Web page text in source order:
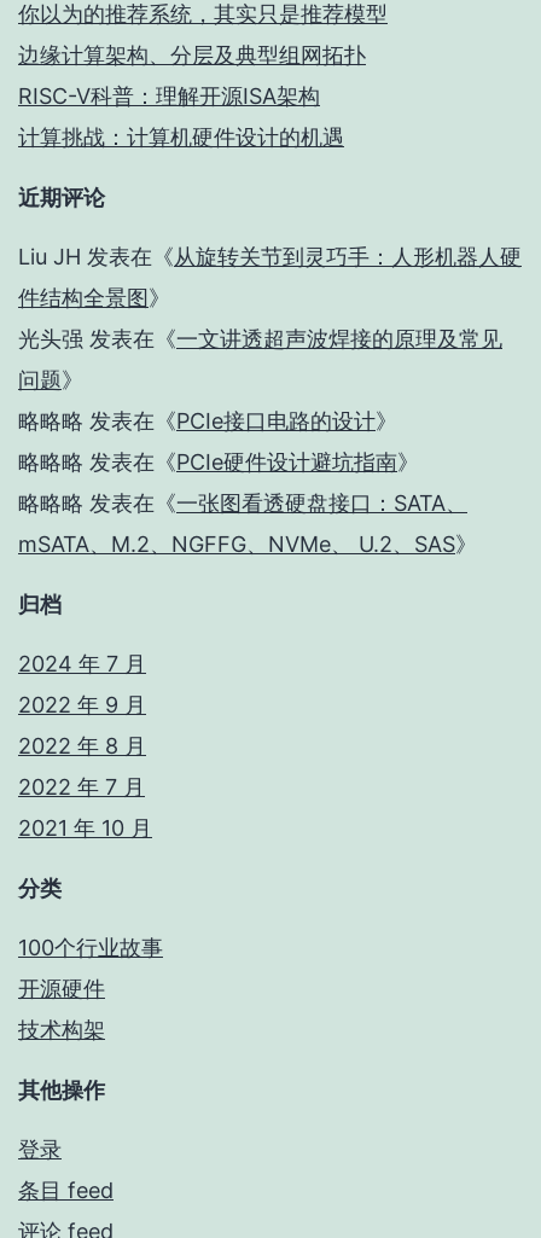
你以为的推荐系统，其实只是推荐模型
边缘计算架构、分层及典型组网拓扑
RISC-V科普：理解开源ISA架构
计算挑战：计算机硬件设计的机遇
近期评论
Liu JH 发表在《从旋转关节到灵巧手：人形机器人硬
件结构全景图》
光头强 发表在《一文讲透超声波焊接的原理及常见
问题》
略略略 发表在《PCIe接口电路的设计》
略略略 发表在《PCIe硬件设计避坑指南》
略略略 发表在《一张图看透硬盘接口：SATA、
mSATA、M.2、NGFFG、NVMe、 U.2、SAS》
归档
2024 年 7 月
2022 年 9 月
2022 年 8 月
2022 年 7 月
2021 年 10 月
分类
100个行业故事
开源硬件
技术构架
其他操作
登录
条目 feed
评论 feed